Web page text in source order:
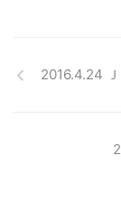
2016.4.24